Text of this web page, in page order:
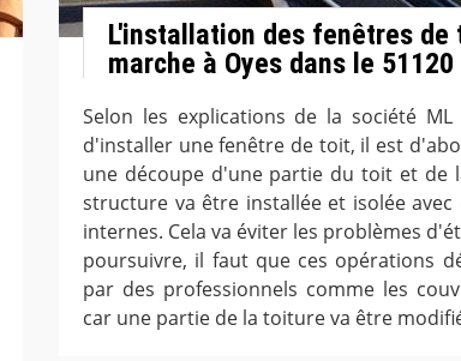
L'installation des fenêtres de
marche à Oyes dans le 51120
Selon les explications de la société
d'installer une fenêtre de toit, il est
une découpe d'une partie du toit et de
structure va être installée et isolée
internes. Cela va éviter les problèmes
poursuivre, il faut que ces opérations
par des professionnels comme les
car une partie de la toiture va être